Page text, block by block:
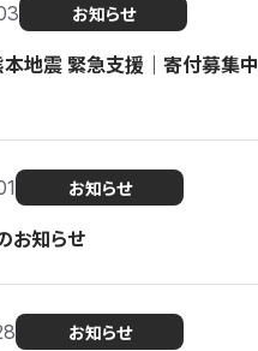
お知らせ
地震 緊急支援｜寄付募集
お知らせ
お知らせ
お知らせ